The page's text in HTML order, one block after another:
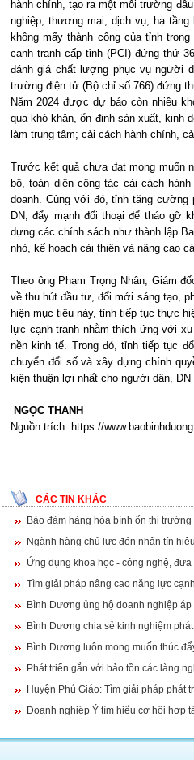
hành chính, tạo ra một môi trường
nghiệp, thương mại, dịch vụ, hạ
không mấy thành công của tỉnh
cạnh tranh cấp tỉnh (PCI) đứng thứ
đánh giá chất lượng phục vụ người
trường điện tử (Bộ chỉ số 766) đứng
Năm 2024 được dự báo còn nhiều
qua khó khăn, ổn định sản xuất, kinh
làm trung tâm; cải cách hành chính,
Trước kết quả chưa đạt mong muốn
bộ, toàn diện công tác cải cách
doanh. Cùng với đó, tỉnh tăng cường
DN; đẩy mạnh đối thoại để tháo gỡ
dựng các chính sách như thành lập
nhỏ, kế hoạch cải thiện và nâng cao
Theo ông Phạm Trọng Nhân, Giám
về thu hút đầu tư, đổi mới sáng tạo,
hiện mục tiêu này, tỉnh tiếp tục thực
lực cạnh tranh nhằm thích ứng với
nền kinh tế. Trong đó, tỉnh tiếp tục
chuyển đổi số và xây dựng chính
kiện thuận lợi nhất cho người dân,
NGỌC THANH
Nguồn trích: https://
CÁC TIN KHÁC
Bảo đảm hàng hóa bình ổn thị
Ngành hàng chủ lực đón nhận tín
Ứng dụng khoa học - công nghệ,
Tìm giải pháp nâng cao năng lực
Bình Dương ủng hộ doanh nghiệp
Bình Dương chia sẻ kinh nghiệm
Bình Dương luôn mong muốn thúc
Phát triển gắn với bảo tồn các làng
Huyện Phú Giáo: Tìm giải pháp phát
Doanh nghiệp Ý tìm hiểu cơ hội hợp